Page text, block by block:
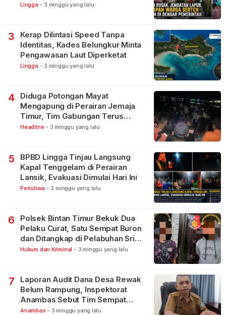
Lingga - 3 minggu yang lalu
3
Kerap Dilintasi Speed Tanpa
Identitas, Kades Belungkur Minta
Pengawasan Laut Diperketat
Lingga - 3 minggu yang lalu
4
Diduga Potongan Mayat
Mengapung di Perairan Jemaja
Timur, Tim Gabungan Terus
Lakukan Pencarian
Headline - 3 minggu yang lalu
5
BPBD Lingga Tinjau Langsung
Kapal Tenggelam di Perairan
Lansik, Evakuasi Dimulai Hari Ini
Peristiwa - 3 minggu yang lalu
6
Polsek Bintan Timur Bekuk Dua
Pelaku Curat, Satu Sempat Buron
dan Ditangkap di Pelabuhan Sri
Bintan Pura
Hukum dan Kriminal - 3 minggu yang lalu
7
Laporan Audit Dana Desa Rewak
Belum Rampung, Inspektorat
Anambas Sebut Tim Sempat
Terbagi Tangani Kasus Lain
Anambas - 3 minggu yang lalu